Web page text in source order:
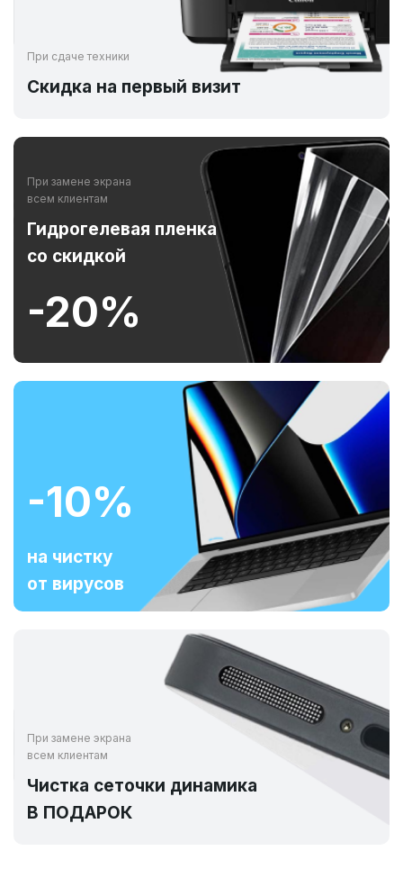
При сдаче техники
Скидка на первый визит
При замене экрана
всем клиентам
Гидрогелевая пленка
со скидкой
-20%
-10%
на чистку
от вирусов
При замене экрана
всем клиентам
Чистка сеточки динамика
В ПОДАРОК